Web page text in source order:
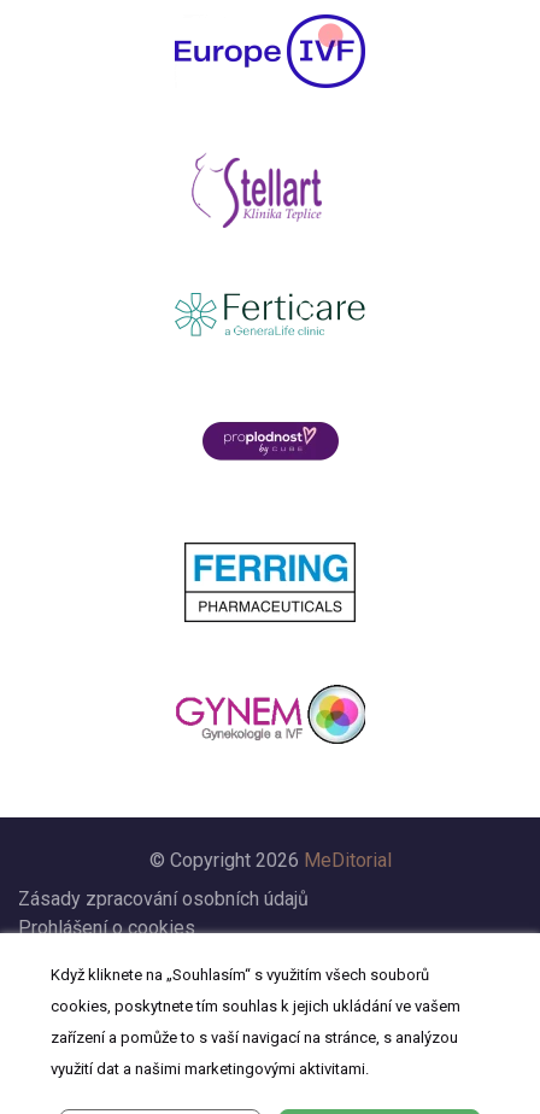
© Copyright 2026 MeDitorial
Zásady zpracování osobních údajů
Prohlášení o cookies
Prohlášení
Kontakt
Když kliknete na „Souhlasím“ s využitím všech souborů
cookies, poskytnete tím souhlas k jejich ukládání ve vašem
zařízení a pomůže to s vaší navigací na stránce, s analýzou
využití dat a našimi marketingovými aktivitami.